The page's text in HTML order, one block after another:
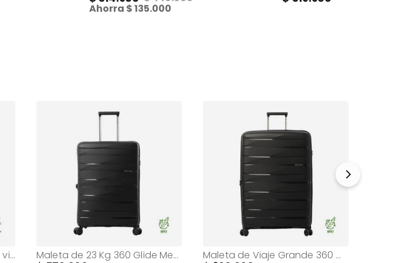
Ahorra 135.000
Identificador de maletas de viaje Travel Tag Gris Maleta de 23 Kg 360 Glide Mediana Negra Maleta de Viaje Grande 360 Glide Bodega Negra